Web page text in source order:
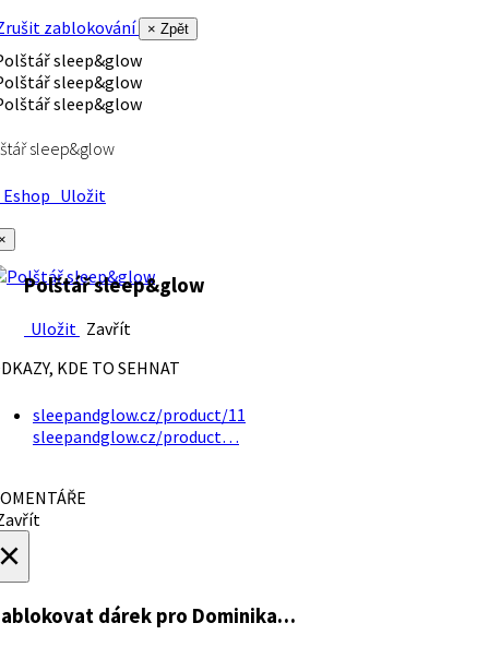
zablokování
× Zpět
sleep&glow
Uložit
Polštář sleep&glow
Uložit Zavřít
KDE TO SEHNAT
sleepandglow.cz/product/11
sleepandglow.cz/product…
dárek pro Dominika…